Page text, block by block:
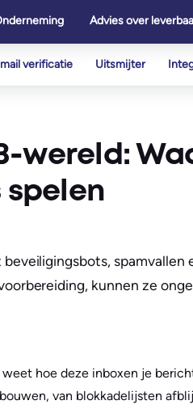
Advies over
verificatie Uitsmijter
wereld:
spelen
kunnen ze
weet hoe deze inboxen je
van blokkadelijsten